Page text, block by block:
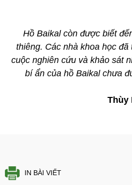
Hồ Baikal còn được biết
thiêng. Các nhà khoa học đã
cuộc nghiên cứu và khảo sát
bí ẩn của hồ Baikal chưa
Thùy
IN BÀI VIẾT